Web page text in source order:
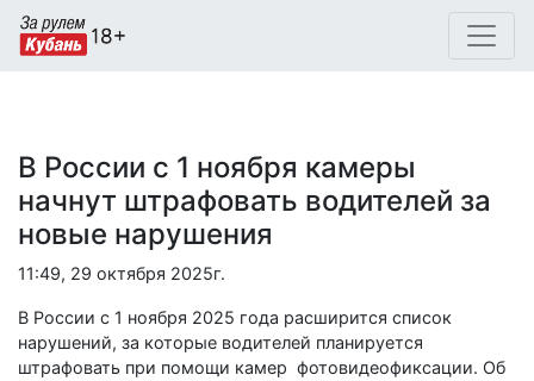
В России с 1 ноября камеры
начнут штрафовать водителей за
новые нарушения
11:49, 29 октября 2025г.
В России с 1 ноября 2025 года расширится список
нарушений, за которые водителей планируется
штрафовать при помощи камер фотовидеофиксации. Об